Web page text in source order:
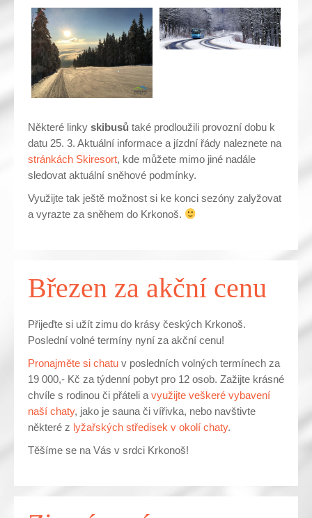
Některé linky skibusů také prodloužili provozní dobu k
datu 25. 3. Aktuální informace a jízdní řády naleznete na
stránkách Skiresort, kde můžete mimo jiné nadále
sledovat aktuální sněhové podmínky.
Využijte tak ještě možnost si ke konci sezóny zalyžovat
a vyrazte za sněhem do Krkonoš.
Březen za akční cenu
Přijeďte si užít zimu do krásy českých Krkonoš.
Poslední volné termíny nyní za akční cenu!
Pronajměte si chatu v posledních volných termínech za
19 000,- Kč za týdenní pobyt pro 12 osob. Zažijte krásné
chvíle s rodinou či přáteli a využijte veškeré vybavení
naší chaty, jako je sauna či vířivka, nebo navštivte
některé z lyžařských středisek v okolí chaty.
Těšíme se na Vás v srdci Krkonoš!